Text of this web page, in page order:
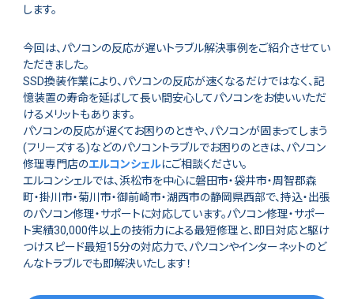
します。
今回は、パソコンの反応が遅いトラブル解決事例をご紹介させてい
ただきました。
SSD換装作業により、パソコンの反応が速くなるだけではなく、記
憶装置の寿命を延ばして長い間安心してパソコンをお使いいただ
けるメリットもあります。
パソコンの反応が遅くてお困りのときや、パソコンが固まってしまう
(フリーズする)などのパソコントラブルでお困りのときは、パソコン
修理専門店のエルコンシェルにご相談ください。
エルコンシェルでは、浜松市を中心に磐田市・袋井市・周智郡森
町・掛川市・菊川市・御前崎市・湖西市の静岡県西部で、持込・出張
のパソコン修理・サポートに対応しています。パソコン修理・サポー
ト実績30,000件以上の技術力による最短修理と、即日対応と駆け
つけスピード最短15分の対応力で、パソコンやインターネットのど
んなトラブルでも即解決いたします！